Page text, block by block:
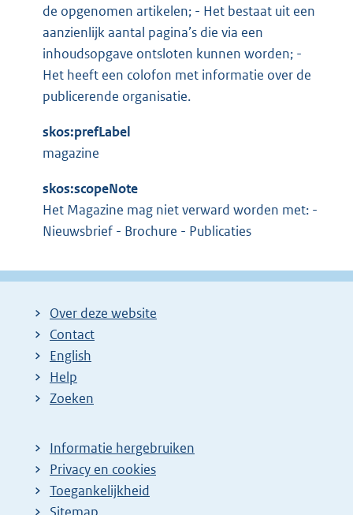
de opgenomen artikelen; - Het bestaat uit een
aanzienlijk aantal pagina’s die via een
inhoudsopgave ontsloten kunnen worden; -
Het heeft een colofon met informatie over de
publicerende organisatie.
skos:prefLabel
magazine
skos:scopeNote
Het Magazine mag niet verward worden met: -
Nieuwsbrief - Brochure - Publicaties
Over deze website
Contact
English
Help
Zoeken
Informatie hergebruiken
Privacy en cookies
Toegankelijkheid
Sitemap